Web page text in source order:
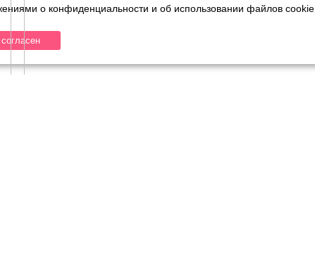
о конфиденциальности и об использовании файлов cookie,